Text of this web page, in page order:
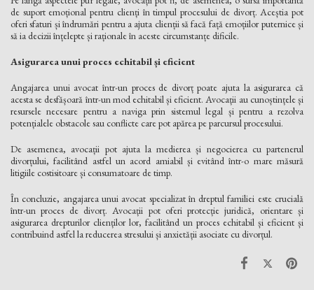
de suport emoțional pentru clienți în timpul procesului de divorț. Aceștia pot
oferi sfaturi și îndrumări pentru a ajuta clienții să facă față emoțiilor puternice și
să ia decizii înțelepte și raționale în aceste circumstanțe dificile.
Asigurarea unui proces echitabil și eficient
Angajarea unui avocat într-un proces de divorț poate ajuta la asigurarea că
acesta se desfășoară într-un mod echitabil și eficient. Avocații au cunoștințele și
resursele necesare pentru a naviga prin sistemul legal și pentru a rezolva
potențialele obstacole sau conflicte care pot apărea pe parcursul procesului.
De asemenea, avocații pot ajuta la medierea și negocierea cu partenerul
divorțului, facilitând astfel un acord amiabil și evitând într-o mare măsură
litigiile costisitoare și consumatoare de timp.
În concluzie, angajarea unui avocat specializat în dreptul familiei este crucială
într-un proces de divorț. Avocații pot oferi protecție juridică, orientare și
asigurarea drepturilor clienților lor, facilitând un proces echitabil și eficient și
contribuind astfel la reducerea stresului și anxietății asociate cu divorțul.